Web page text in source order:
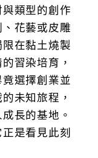
類型的創作
花藝或皮雕
在黏土燒製
習染培育，
選擇創業並
未知旅程，
長的基地。
是看見此刻